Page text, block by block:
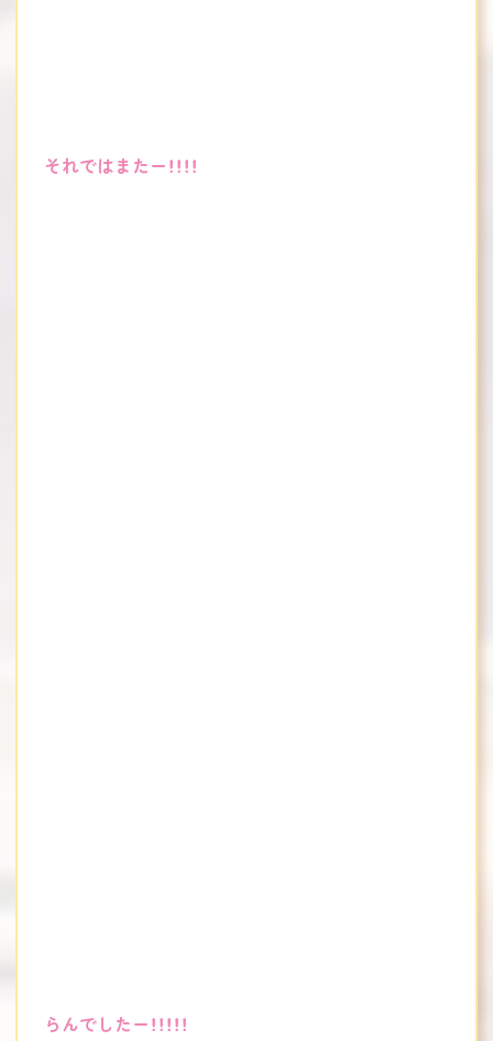
それではまたー！！！！
らんでしたー！！！！！